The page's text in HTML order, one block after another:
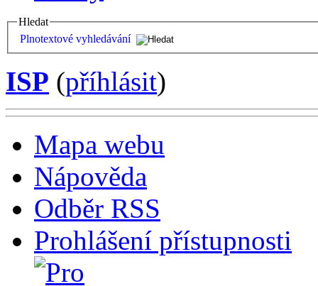
Hledat
Plnotextové vyhledávání
ISP (příhlásit)
Mapa webu
Nápověda
Odběr RSS
Prohlášení přístupnosti